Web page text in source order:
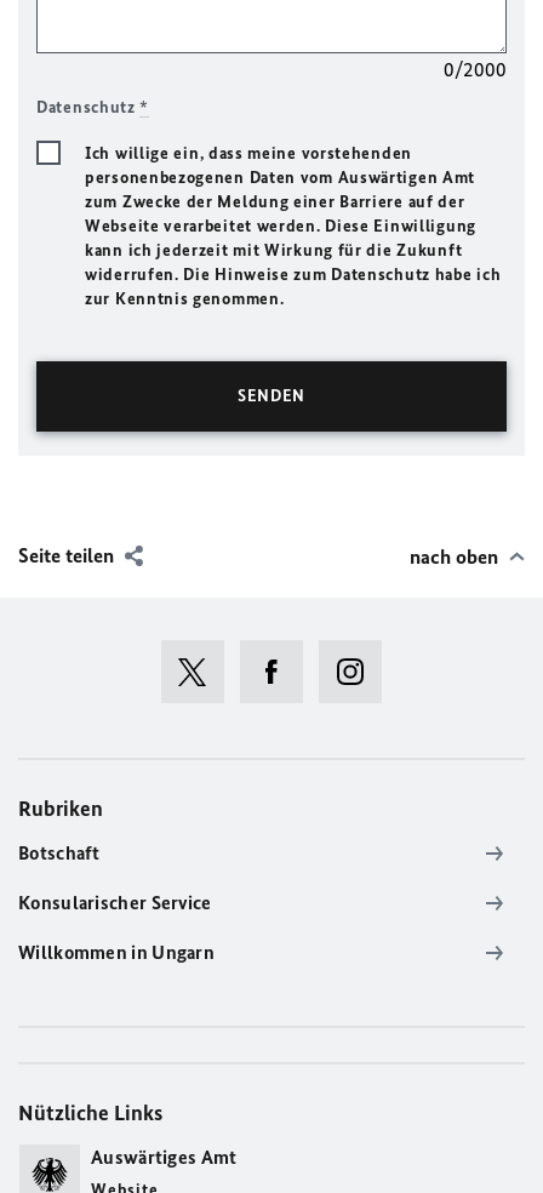
0/2000
Datenschutz*
Ich willige ein, dass meine vorstehenden
personenbezogenen Daten vom Auswärtigen Amt
zum Zwecke der Meldung einer Barriere auf der
Webseite verarbeitet werden. Diese Einwilligung
kann ich jederzeit mit Wirkung für die Zukunft
widerrufen. Die Hinweise zum Datenschutz habe ich
zur Kenntnis genommen.
Seite teilen nach oben
Rubriken
Botschaft
Konsularischer Service
Willkommen in Ungarn
Nützliche Links
Auswärtiges Amt